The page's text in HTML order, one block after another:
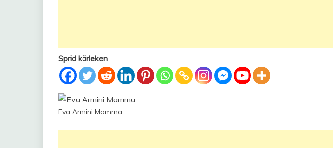
Sprid kärleken
Eva Armini Mamma